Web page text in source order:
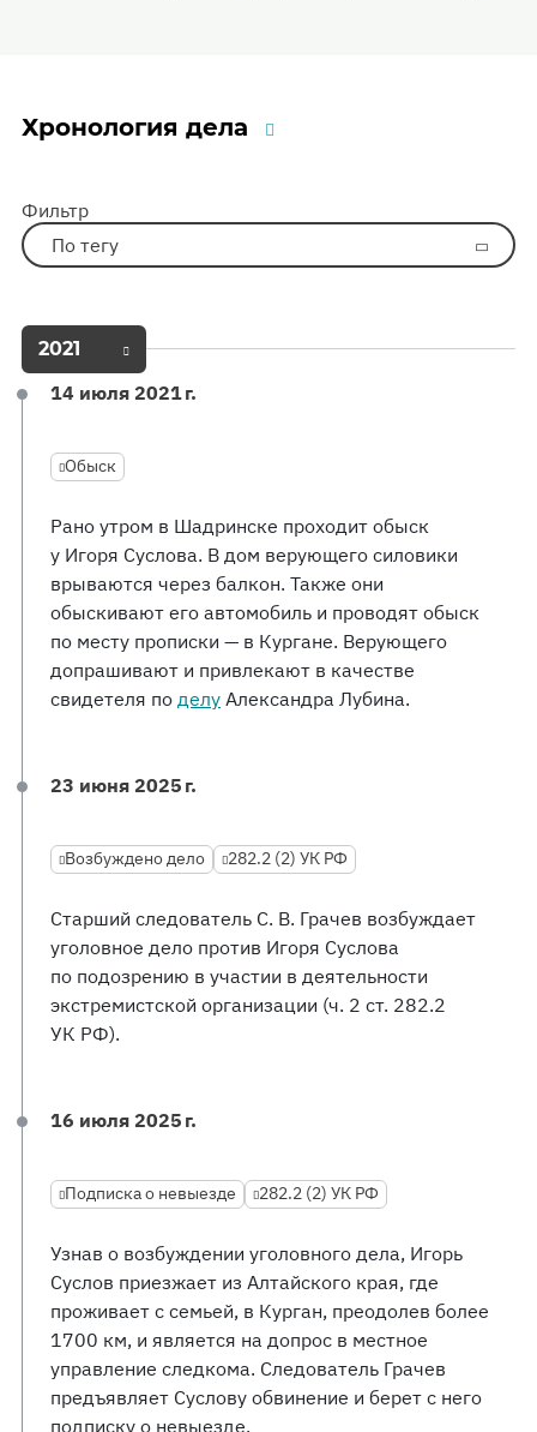
Хронология дела
Фильтр
По тегу
2021
14 июля 2021 г.
Обыск
Рано утром в Шадринске проходит обыск
у Игоря Суслова. В дом верующего силовики
врываются через балкон. Также они
обыскивают его автомобиль и проводят обыск
по месту прописки — в Кургане. Верующего
допрашивают и привлекают в качестве
свидетеля по делу Александра Лубина.
23 июня 2025 г.
Возбуждено дело 282.2 (2) УК РФ
Старший следователь С. В. Грачев возбуждает
уголовное дело против Игоря Суслова
по подозрению в участии в деятельности
экстремистской организации (ч. 2 ст. 282.2
УК РФ).
16 июля 2025 г.
Подписка о невыезде 282.2 (2) УК РФ
Узнав о возбуждении уголовного дела, Игорь
Суслов приезжает из Алтайского края, где
проживает с семьей, в Курган, преодолев более
1700 км, и является на допрос в местное
управление следкома. Следователь Грачев
предъявляет Суслову обвинение и берет с него
подписку о невыезде.